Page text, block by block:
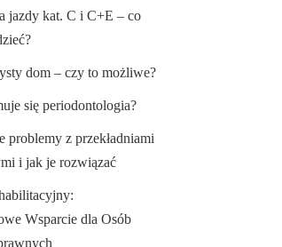
jazdy kat. C i C+E – co
dom – czy to możliwe?
się periodontologia?
problemy z przekładniami
i jak je rozwiązać
Wsparcie dla Osób